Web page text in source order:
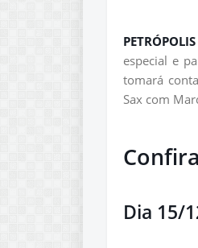
PETRÓPOLIS
especial e
tomará
Sax com
Dia 15/